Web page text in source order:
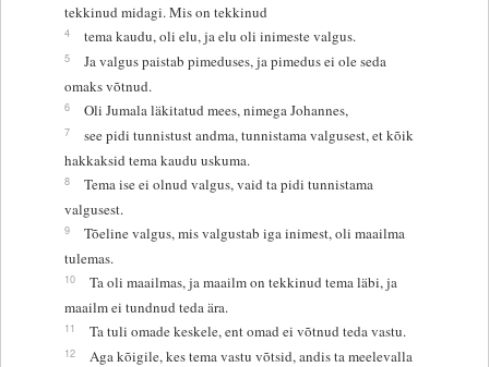
tekkinud midagi. Mis on tekkinud
4 tema kaudu, oli elu, ja elu oli inimeste valgus.
5
Ja valgus paistab pimeduses, ja pimedus ei ole seda
omaks võtnud.
6 Oli Jumala läkitatud mees, nimega Johannes,
7
see pidi tunnistust andma, tunnistama valgusest, et kõik
hakkaksid tema kaudu uskuma.
8
Tema ise ei olnud valgus, vaid ta pidi tunnistama
valgusest.
9
Tõeline valgus, mis valgustab iga inimest, oli maailma
tulemas.
10
Ta oli maailmas, ja maailm on tekkinud tema läbi, ja
maailm ei tundnud teda ära.
11 Ta tuli omade keskele, ent omad ei võtnud teda vastu.
12
Aga kõigile, kes tema vastu võtsid, andis ta meelevalla